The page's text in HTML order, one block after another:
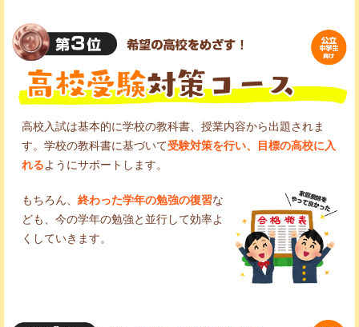
高校入試は基本的に学校の教科書、授業内容から出題されま
す。学校の教科書に基づいて受験対策を行い、目標の高校に入
れるようにサポートします。
もちろん、 終わった学年の勉強の復習な
ども、今の学年の勉強と並行して効率よ
くしていきます。